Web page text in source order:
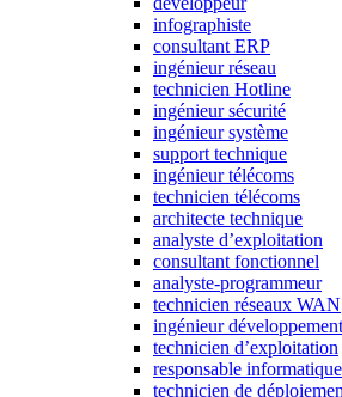
infographiste
consultant ERP
ingénieur réseau
technicien Hotline
ingénieur sécurité
ingénieur système
support technique
ingénieur télécoms
technicien télécoms
architecte technique
analyste d’exploitation
consultant fonctionnel
analyste-programmeur
technicien réseaux WAN
ingénieur développement
technicien d’exploitation
responsable informatique
technicien de